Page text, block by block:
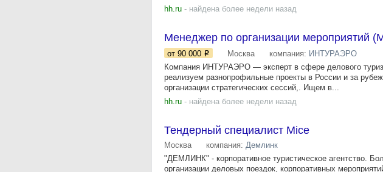
hh.ru - найдена более недели назад
Менеджер по организации мероприятий
от 90 000 Москва компания: ИНТУРАЭРО
Компания ИНТУРАЭРО — эксперт в сфере делового
реализуем разнопрофильные проекты в России и за
организации стратегических сессий,. Ищем в...
hh.ru - найдена более недели назад
Тендерный специалист Mice
Москва компания: Демлинк
"ДЕМЛИНК" - корпоративное туристическое агентство.
организации деловых поездок, корпоративных